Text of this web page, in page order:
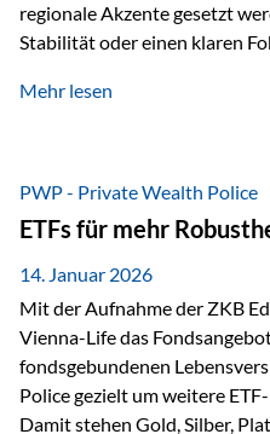
regionale Akzente gesetzt
Stabilität oder einen klaren
Wealth Police der Vienna-Life
Risikostreuung,
Die Philosophiefrage: breit
bedeutet: Das Portfolio bildet
breit ab, ohne die…
Mehr lesen
PWP - Private Wealth Police
ETFs für mehr
14. Januar 2026
Mit der Aufnahme der ZKB
Vienna-Life das
fondsgebundenen
Police gezielt um weitere
Damit stehen Gold, Silber,